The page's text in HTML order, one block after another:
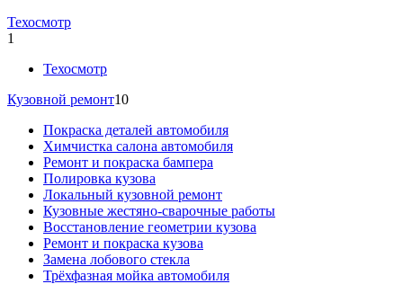
Техосмотр
1
Техосмотр
Кузовной ремонт10
Покраска деталей автомобиля
Химчистка салона автомобиля
Ремонт и покраска бампера
Полировка кузова
Локальный кузовной ремонт
Кузовные жестяно-сварочные работы
Восстановление геометрии кузова
Ремонт и покраска кузова
Замена лобового стекла
Трёхфазная мойка автомобиля